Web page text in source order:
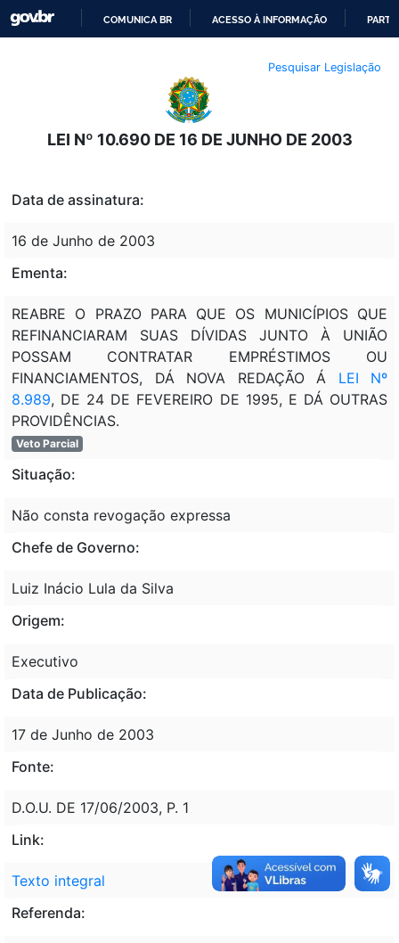
O
CONTEÚDO
COMUNICA BR ACESSO À INFORMAÇÃO
Pesquisar Legislação
LEI Nº 10.690 DE 16 DE JUNHO DE 2003
Data de assinatura:
16 de Junho de 2003
Ementa:
REABRE O PRAZO PARA QUE OS MUNICÍPIOS QUE
REFINANCIARAM SUAS DÍVIDAS JUNTO À UNIÃO
POSSAM CONTRATAR EMPRÉSTIMOS OU
FINANCIAMENTOS, DÁ NOVA REDAÇÃO Á LEI Nº
8.989, DE 24 DE FEVEREIRO DE 1995, E DÁ OUTRAS
PROVIDÊNCIAS.
Veto Parcial
Situação:
Não consta revogação expressa
Chefe de Governo:
Luiz Inácio Lula da Silva
Origem:
Executivo
Data de Publicação:
17 de Junho de 2003
Fonte:
D.O.U. DE 17/06/2003, P. 1
Link:
Texto integral
Referenda: